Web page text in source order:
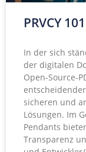
PRVCY
In der sich
der digitalen
Open-Source-
sicheren und
Lösungen. Im
Pendants
Transparenz